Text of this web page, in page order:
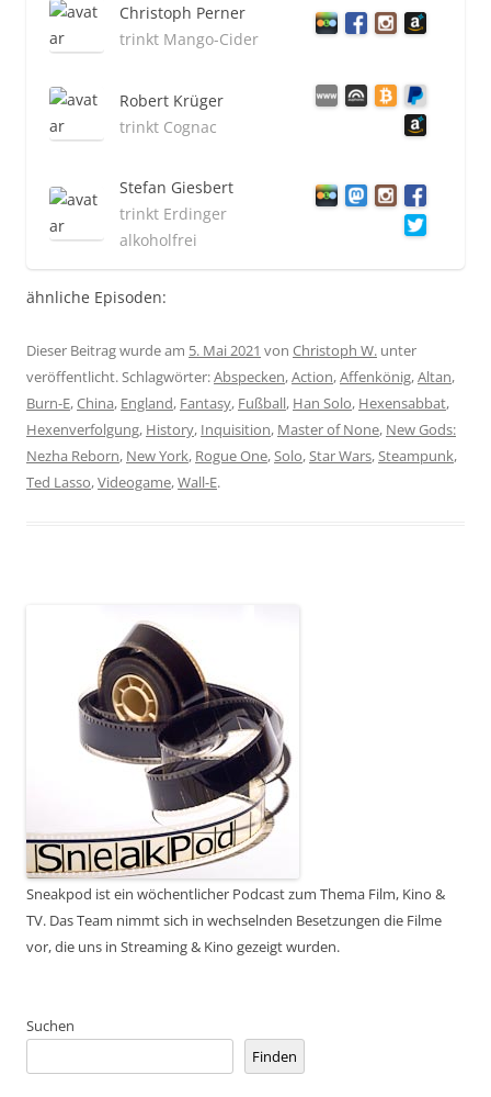
Christoph Perner
trinkt Mango-Cider
Robert Krüger
trinkt Cognac
Stefan Giesbert
trinkt Erdinger
alkoholfrei
ähnliche Episoden:
Dieser Beitrag wurde am 5. Mai 2021 von Christoph W. unter
veröffentlicht. Schlagwörter:Abspecken,Action,Affenkönig,Altan,
Burn-E,China, England, Fantasy, Fußball, Han Solo, Hexensabbat,
Hexenverfolgung, History, Inquisition, Master of None, New Gods:
Nezha Reborn, New York, Rogue One,Solo,Star Wars,Steampunk,
Ted Lasso,Videogame,Wall-E.
Sneakpod ist ein wöchentlicher Podcast zum Thema Film, Kino &
TV. Das Team nimmt sich in wechselnden Besetzungen die Filme
vor, die uns in Streaming & Kino gezeigt wurden.
Suchen
Finden